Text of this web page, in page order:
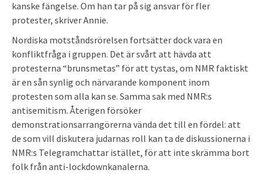
kanske fängelse. Om han tar på sig ansvar för fler
protester, skriver Annie.
Nordiska motståndsrörelsen fortsätter dock vara en
konfliktfråga i gruppen. Det är svårt att hävda att
protesterna “brunsmetas” för att tystas, om NMR faktiskt
är en sån synlig och närvarande komponent inom
protesten som alla kan se. Samma sak med NMR:s
antisemitism. Återigen försöker
demonstrationsarrangörerna vända det till en fördel: att
de som vill diskutera judarnas roll kan ta de diskussionerna i
NMR:s Telegramchattar istället, för att inte skrämma bort
folk från anti-lockdownkanalerna.